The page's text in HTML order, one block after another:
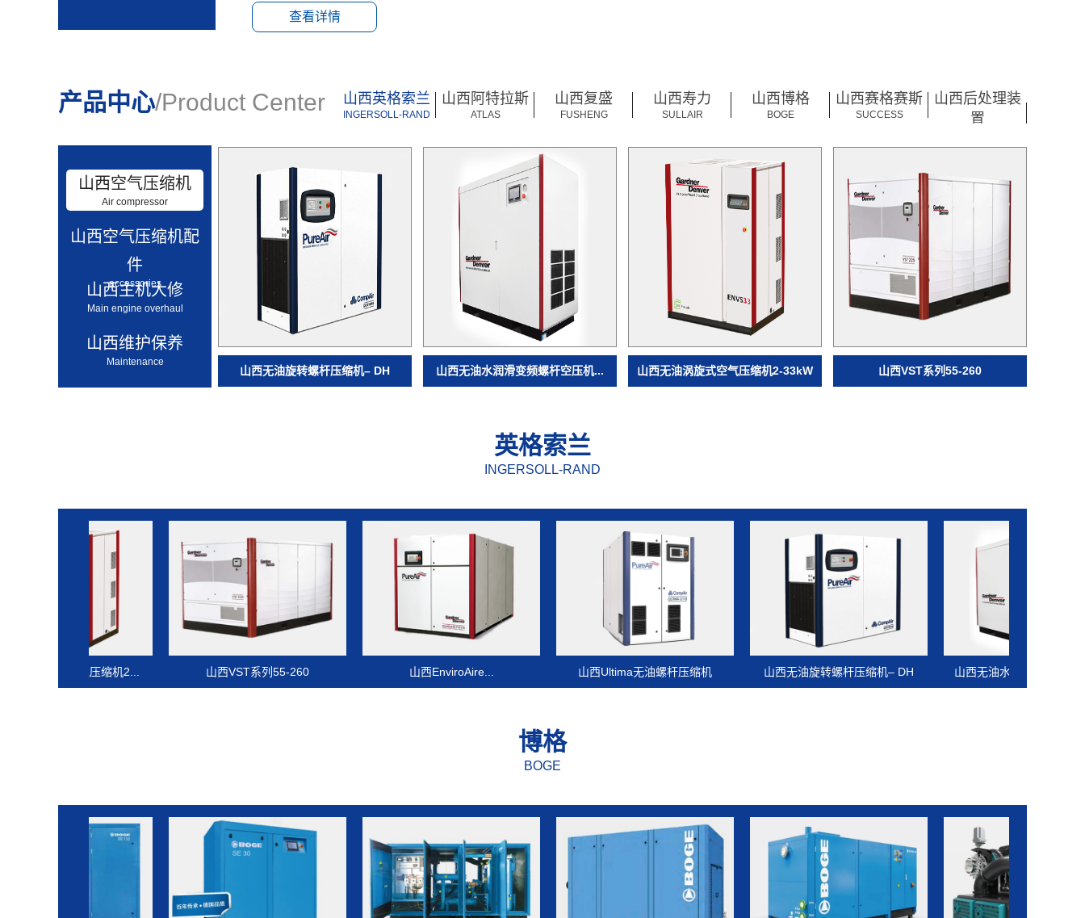
查看详情
产品中心/Product Center
山西空气压缩机
Air compressor
山西空气压缩机配
件
accessories
山西主机大修
Main engine overhaul
山西维护保养
Maintenance
山西英格索兰
INGERSOLL-RAND
山西阿特拉斯
ATLAS
山西复盛
FUSHENG
山西寿力
SULLAIR
山西博格
BOGE
山西赛格赛斯
SUCCESS
山西后处理装
置
山西无油旋转螺杆压缩机– DH 山西无油水润滑变频螺杆空压机... 山西无油涡旋式空气压缩机2-33kW 山西VST系列55-260
英格索兰
INGERSOLL-RAND
山西VST系列55-260 山西EnviroAire... 山西Ultima无油螺杆压缩机 山西无油旋转螺杆压缩机– DH 山西无油水润滑变频螺杆空压...
博格
BOGE